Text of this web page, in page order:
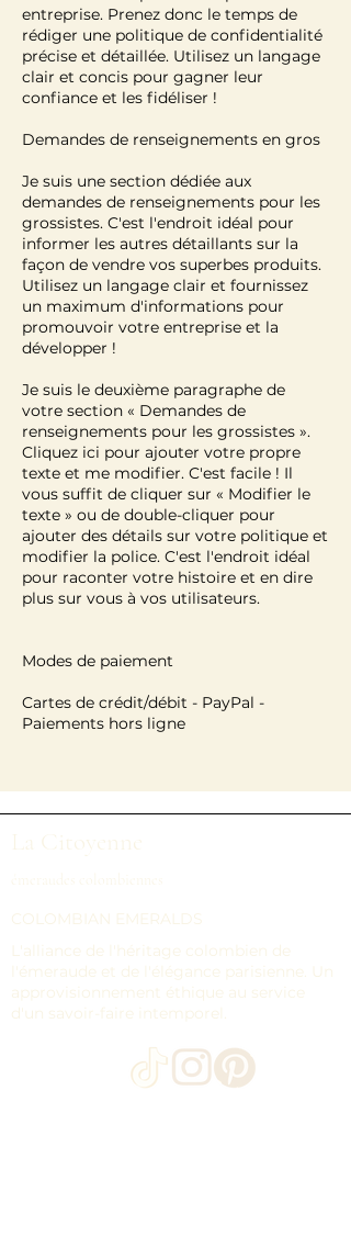
entreprise. Prenez donc le temps de
rédiger une politique de confidentialité
précise et détaillée. Utilisez un langage
clair et concis pour gagner leur
confiance et les fidéliser !
Demandes de renseignements en gros
Je suis une section dédiée aux
demandes de renseignements pour les
grossistes. C'est l'endroit idéal pour
informer les autres détaillants sur la
façon de vendre vos superbes produits.
Utilisez un langage clair et fournissez
un maximum d'informations pour
promouvoir votre entreprise et la
développer !
Je suis le deuxième paragraphe de
votre section « Demandes de
renseignements pour les grossistes ».
Cliquez ici pour ajouter votre propre
texte et me modifier. C'est facile ! Il
vous suffit de cliquer sur « Modifier le
texte » ou de double-cliquer pour
ajouter des détails sur votre politique et
modifier la police. C'est l'endroit idéal
pour raconter votre histoire et en dire
plus sur vous à vos utilisateurs.
Modes de paiement
Cartes de crédit/débit - PayPal -
Paiements hors ligne
La Citoyenne
émeraudes colombiennes
COLOMBIAN EMERALDS
L'alliance de l'héritage colombien de
l'émeraude et de l'élégance parisienne. Un
approvisionnement éthique au service
d'un savoir-faire intemporel.